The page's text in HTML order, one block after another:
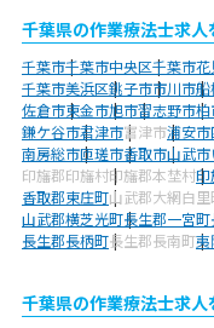
千葉県の作業療法士求
千葉市千葉市中央区千葉市
千葉市美浜区銚子市市川市船
佐倉市東金市旭市習志野市柏
鎌ケ谷市君津市富津市浦安市
南房総市匝瑳市香取市山武市
印旛郡印旛村印旛郡本埜村印
香取郡東庄町山武郡大網白里
山武郡横芝光町長生郡一宮町
長生郡長柄町長生郡長南町夷
千葉県の作業療法士求人